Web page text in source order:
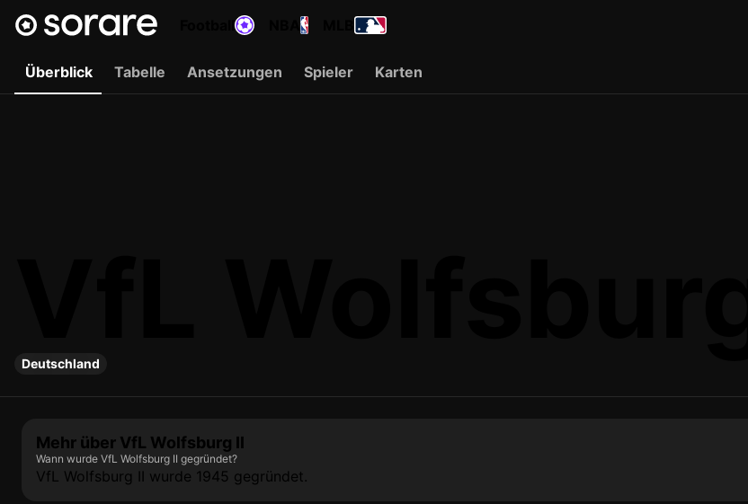
Überblick Tabelle Ansetzungen Spieler Karten
Deutschland
Mehr über VfL Wolfsburg II
Wann wurde VfL Wolfsburg II gegründet?
VfL Wolfsburg II wurde 1945 gegründet.